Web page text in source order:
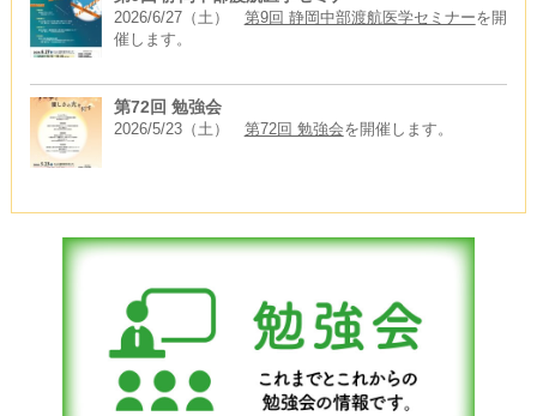
2026/6/27（土） 第9回 静岡中部渡航医学セミナーを開
催します。
第72回 勉強会
2026/5/23（土） 第72回 勉強会を開催します。